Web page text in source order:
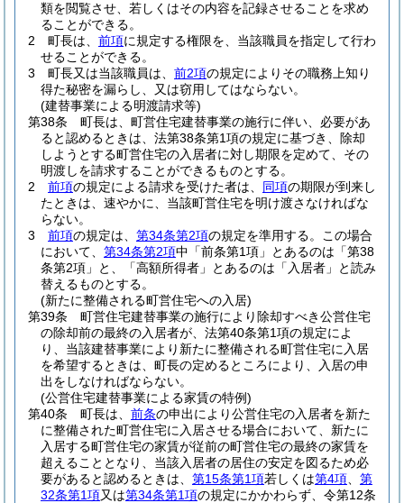
類を閲覧させ、若しくはその内容を記録させることを求め
ることができる。
2
町長は、 前項に規定する権限を、当該職員を指定して行わ
せることができる。
3
町長又は当該職員は、 前2項の規定によりその職務上知り
得た秘密を漏らし、又は窃用してはならない。
(建替事業による明渡請求等)
第38条
町長は、町営住宅建替事業の施行に伴い、必要があ
ると認めるときは、法第38条第1項の規定に基づき、除却
しようとする町営住宅の入居者に対し期限を定めて、その
明渡しを請求することができるものとする。
2
前項の規定による請求を受けた者は、 同項の期限が到来し
たときは、速やかに、当該町営住宅を明け渡さなければな
らない。
3
前項の規定は、 第34条第2項の規定を準用する。
この場合
において、 第34条第2項中「前条第1項」とあるのは「第38
条第2項」と、「高額所得者」とあるのは「入居者」と読み
替えるものとする。
(新たに整備される町営住宅への入居)
第39条
町営住宅建替事業の施行により除却すべき公営住宅
の除却前の最終の入居者が、法第40条第1項の規定によ
り、当該建替事業により新たに整備される町営住宅に入居
を希望するときは、町長の定めるところにより、入居の申
出をしなければならない。
(公営住宅建替事業による家賃の特例)
第40条
町長は、 前条の申出により公営住宅の入居者を新た
に整備された町営住宅に入居させる場合において、新たに
入居する町営住宅の家賃が従前の町営住宅の最終の家賃を
超えることとなり、当該入居者の居住の安定を図るため必
要があると認めるときは、 第15条第1項若しくは第4項
第
32条第1項又は第34条第1項の規定にかかわらず、令第12条